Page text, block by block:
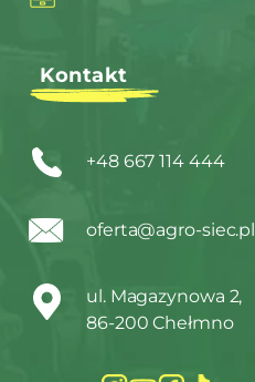
Kontakt
+48 667 114 444
oferta@agro-siec.pl
ul. Magazynowa 2,
86-200 Chełmno